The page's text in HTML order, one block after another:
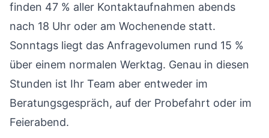
finden 47 % aller Kontaktaufnahmen abends
nach 18 Uhr oder am Wochenende statt.
Sonntags liegt das Anfragevolumen rund 15 %
über einem normalen Werktag. Genau in diesen
Stunden ist Ihr Team aber entweder im
Beratungsgespräch, auf der Probefahrt oder im
Feierabend.